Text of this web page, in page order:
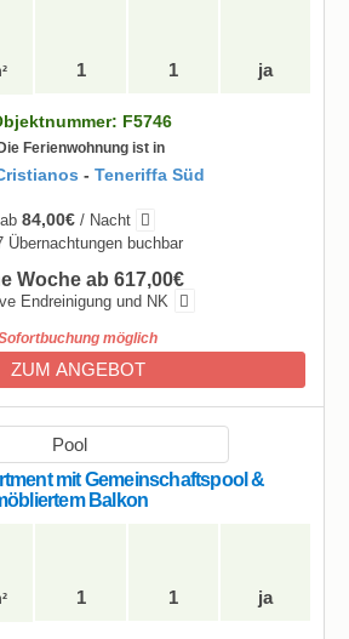
1 1 ja
F5746
Die Ferienwohnung ist in
- Teneriffa Süd
ab 84,00€/ Nacht
Übernachtungen buchbar
Woche ab 617,00€
Endreinigung und NK
möglich
ZUM ANGEBOT
mit Gemeinschaftspool &
Balkon
1 1 ja